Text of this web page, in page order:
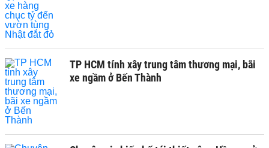
TP HCM tính xây trung tâm thương mại, bãi
xe ngầm ở Bến Thành